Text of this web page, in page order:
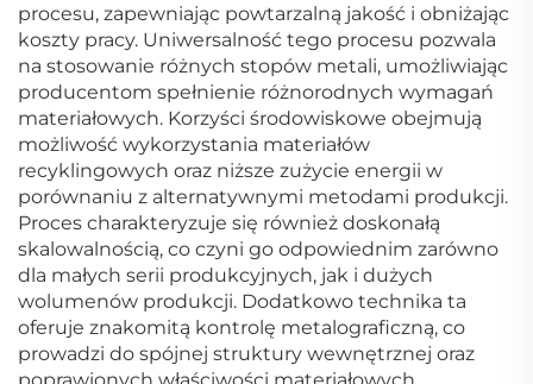
procesu, zapewniając powtarzalną jakość i obniżając
koszty pracy. Uniwersalność tego procesu pozwala
na stosowanie różnych stopów metali, umożliwiając
producentom spełnienie różnorodnych wymagań
materiałowych. Korzyści środowiskowe obejmują
możliwość wykorzystania materiałów
recyklingowych oraz niższe zużycie energii w
porównaniu z alternatywnymi metodami produkcji.
Proces charakteryzuje się również doskonałą
skalowalnością, co czyni go odpowiednim zarówno
dla małych serii produkcyjnych, jak i dużych
wolumenów produkcji. Dodatkowo technika ta
oferuje znakomitą kontrolę metalograficzną, co
prowadzi do spójnej struktury wewnętrznej oraz